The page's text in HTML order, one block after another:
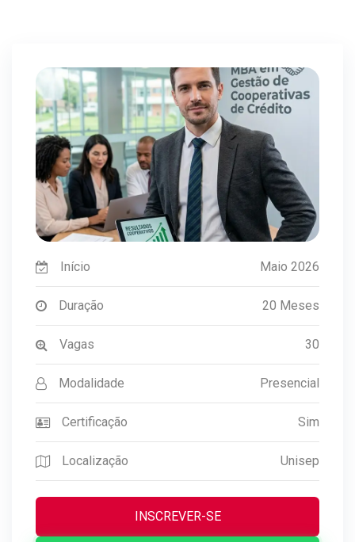
Início Maio 2026
Duração 20 Meses
Vagas 30
Modalidade Presencial
Certificação Sim
Localização Unisep
INSCREVER-SE